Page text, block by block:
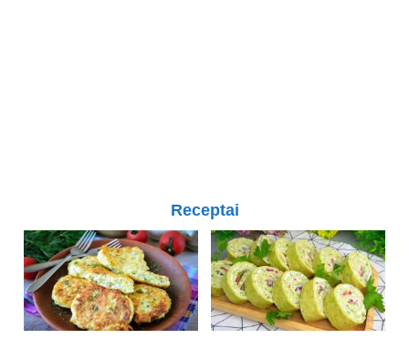
Receptai